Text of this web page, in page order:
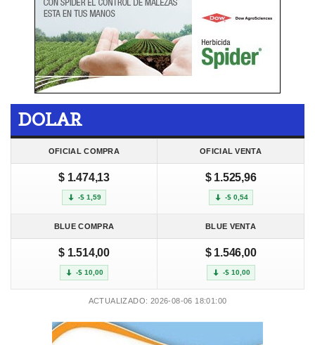
DOLAR
OFICIAL COMPRA OFICIAL VENTA
$ 1.474,13
-$ 1,59
$ 1.525,96
-$ 0,54
BLUE COMPRA BLUE VENTA
$ 1.514,00
-$ 10,00
$ 1.546,00
-$ 10,00
ACTUALIZADO: 2026-08-06 18:01:00